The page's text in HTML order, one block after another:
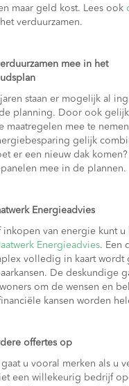
maar geld kost. Lees ook
verduurzamen.
mee in het
staan er mogelijk al
planning. Door ook gelijk
maatregelen mee te
gelijk
er een nieuw dak
mee in de plannen.
Energieadvies
inkopen van energie kunt
Energieadvies. Een
volledig in kaart wordt
De deskundige
om de wensen en
kansen worden
offertes op
u vooral merken als u
een willekeurig bedrijf